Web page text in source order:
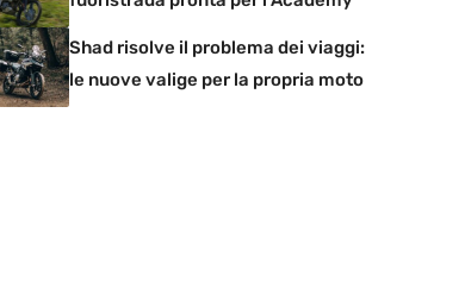
Shad risolve il problema dei viaggi:
le nuove valige per la propria moto